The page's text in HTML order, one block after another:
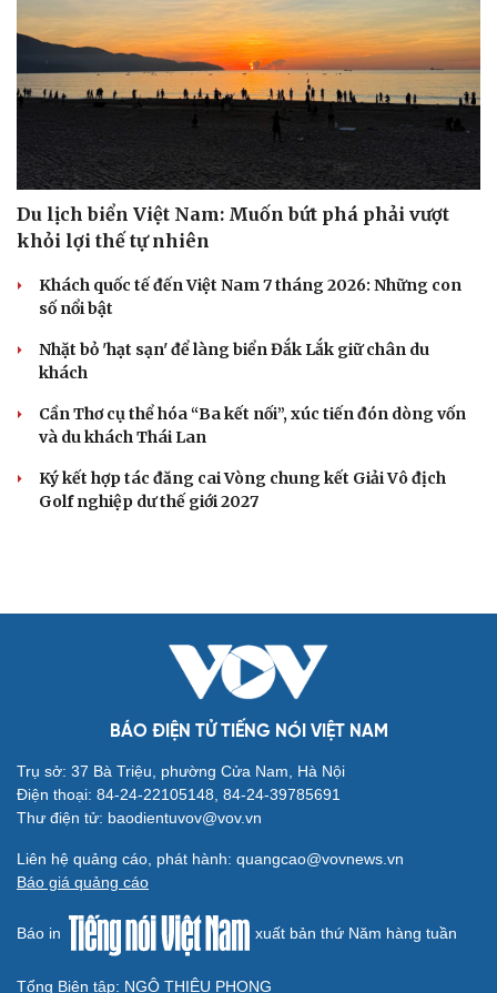
Du lịch biển Việt Nam: Muốn bứt phá phải vượt
khỏi lợi thế tự nhiên
Khách quốc tế đến Việt Nam 7 tháng 2026: Những con
số nổi bật
Nhặt bỏ 'hạt sạn' để làng biển Đắk Lắk giữ chân du
khách
Cần Thơ cụ thể hóa “Ba kết nối”, xúc tiến đón dòng vốn
và du khách Thái Lan
Ký kết hợp tác đăng cai Vòng chung kết Giải Vô địch
Golf nghiệp dư thế giới 2027
BÁO ĐIỆN TỬ TIẾNG NÓI VIỆT NAM
Trụ sở: 37 Bà Triệu, phường Cửa Nam, Hà Nội
Điện thoại: 84-24-22105148, 84-24-39785691
Thư điện tử: baodientuvov@vov.vn
Liên hệ quảng cáo, phát hành: quangcao@vovnews.vn
Báo giá quảng cáo
Báo in xuất bản thứ Năm hàng tuần
Tổng Biên tập: NGÔ THIỆU PHONG